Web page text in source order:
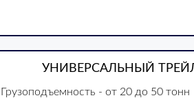
УНИВЕРСАЛЬНЫЙ
Грузоподъемность - от 20 до 50 тонн